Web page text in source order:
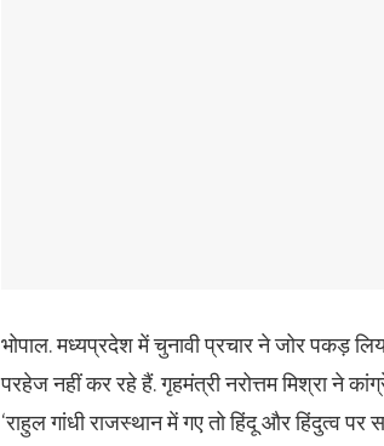
भोपाल. मध्यप्रदेश में चुनावी प्रचार ने जोर पकड़
परहेज नहीं कर रहे हैं. गृहमंत्री नरोत्तम मिश्रा ने
‘राहुल गांधी राजस्थान में गए तो हिंदू और हिंदुत्व पर